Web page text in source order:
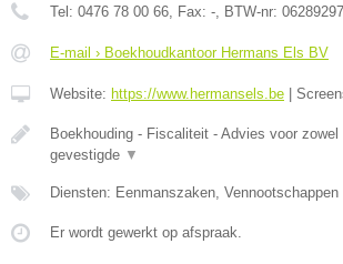
Tel: 0476 78 00 66, Fax: -, BTW-nr:
E-mail › Boekhoudkantoor Hermans Els BV
Website: https://www.hermansels.be
Boekhouding - Fiscaliteit - Advies voor zowel
gevestigde ▼
Diensten: Eenmanszaken, Vennootschappen
Er wordt gewerkt op afspraak.